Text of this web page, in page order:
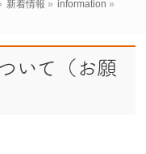
新着情報 » information »
いて（お願